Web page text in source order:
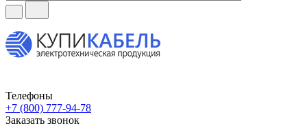
Телефоны
+7 (800) 777-94-78
Заказать звонок